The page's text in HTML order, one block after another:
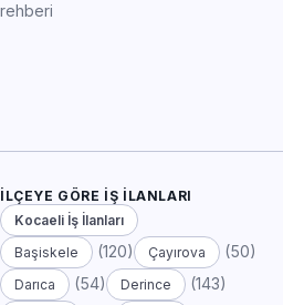
rehberi
İLÇEYE GÖRE İŞ İLANLARI
Kocaeli İş İlanları
Başiskele
(120) Çayırova (50)
Darıca (54) Derince (143)